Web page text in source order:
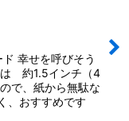
幸せを呼びそう
は 約1.5インチ（4
で、紙から無駄な
、おすすめです